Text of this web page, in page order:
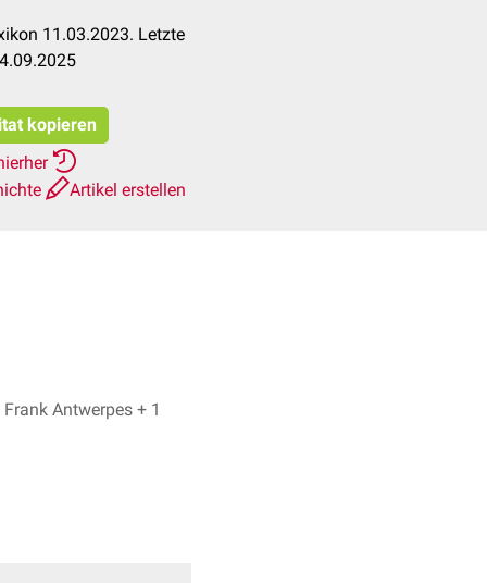
11.03.2023. Letzte
kopieren
Artikel erstellen
Christoph Schad, Dr. Frank Antwerpes + 1